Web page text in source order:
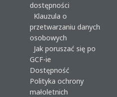
dostępności
Klauzula o
przetwarzaniu danych
osobowych
Jak poruszać się po
GCF-ie
Dostępność
Polityka ochrony
małoletnich